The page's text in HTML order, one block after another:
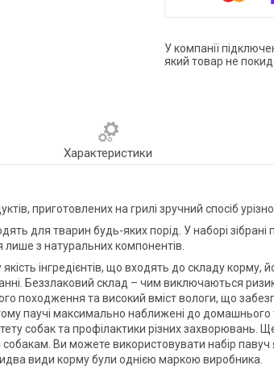
У компанії
який товар не
Характеристики
приготовлених на грилі зручний спосіб
для тварин будь-яких порід. У наборі зібрані
з натуральних компонентів.
інгредієнтів, що входять до складу корму,
Беззлаковий склад – чим виключаються
походження та високий вміст вологи, що
паучі максимально наближені до
собак та профілактики різних захворювань.
собакам. Ви можете використовувати набір
види корму були однією маркою виробника.